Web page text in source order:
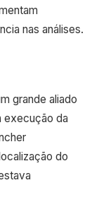
nas análises.
grande aliado
execução da
do